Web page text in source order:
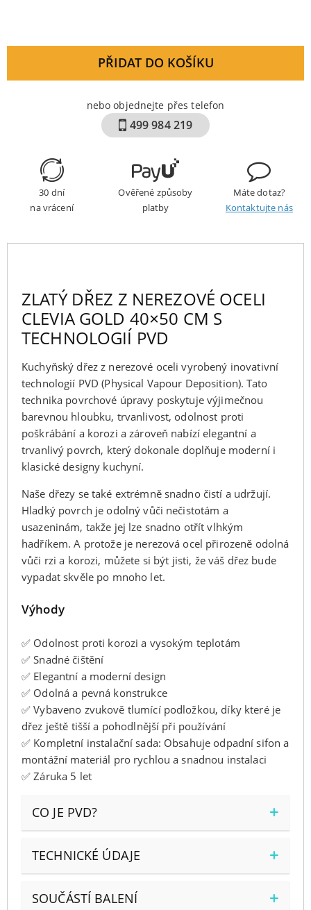
PŘIDAT DO KOŠÍKU
nebo objednejte přes telefon
499 984 219
30 dní
na vrácení
Ověřené způsoby
platby
Máte dotaz?
Kontaktujte nás
ZLATÝ DŘEZ Z NEREZOVÉ OCELI
CLEVIA GOLD 40×50 CM S
TECHNOLOGIÍ PVD
Kuchyňský dřez z nerezové oceli vyrobený inovativní
technologií PVD (Physical Vapour Deposition). Tato
technika povrchové úpravy poskytuje výjimečnou
barevnou hloubku, trvanlivost, odolnost proti
poškrábání a korozi a zároveň nabízí elegantní a
trvanlivý povrch, který dokonale doplňuje moderní i
klasické designy kuchyní.
Naše dřezy se také extrémně snadno čistí a udržují.
Hladký povrch je odolný vůči nečistotám a
usazeninám, takže jej lze snadno otřít vlhkým
hadříkem. A protože je nerezová ocel přirozeně odolná
vůči rzi a korozi, můžete si být jisti, že váš dřez bude
vypadat skvěle po mnoho let.
Výhody
✅ Odolnost proti korozi a vysokým teplotám
✅ Snadné čištění
✅ Elegantní a moderní design
✅ Odolná a pevná konstrukce
✅ Vybaveno zvukově tlumící podložkou, díky které je
dřez ještě tišší a pohodlnější při používání
✅ Kompletní instalační sada: Obsahuje odpadní sifon a
montážní materiál pro rychlou a snadnou instalaci
✅ Záruka 5 let
CO JE PVD?
TECHNICKÉ ÚDAJE
SOUČÁSTÍ BALENÍ